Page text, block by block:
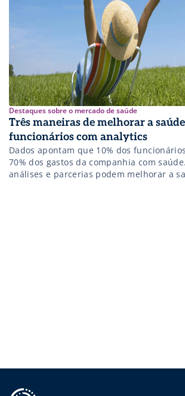
Destaques sobre o mercado de saúde
Três maneiras de melhorar a
funcionários com analytics
Dados apontam que 10% dos
70% dos gastos da companhia com
análises e parcerias podem melhorar a